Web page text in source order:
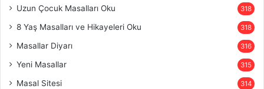
Uzun Çocuk Masalları Oku 318
8 Yaş Masalları ve Hikayeleri Oku 318
Masallar Diyarı 316
Yeni Masallar 315
Masal Sitesi 314